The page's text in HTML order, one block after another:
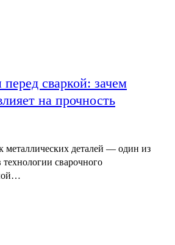
сваркой: зачем
на прочность
металлических деталей — один из
сварочного